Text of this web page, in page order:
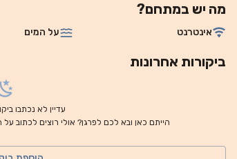
מה יש במתחם?
אינטרנט על המים
ביקורות אחרונות
עדיין לא נכתבו
הייתם כאן ובא לכם לפרגן? אולי רוצים לכתוב